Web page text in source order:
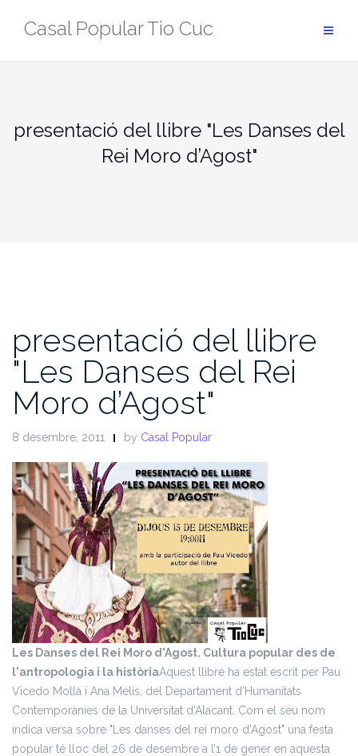
Casal Popular Tio Cuc
presentació del llibre "Les Danses del
Rei Moro d’Agost"
presentació del llibre
"Les Danses del Rei
Moro d’Agost"
8 desembre, 2011 by Casal Popular
Les Danses del Rei Moro d'Agost. Cultura popular des de
l'antropologia i la històriaAquest llibre ha estat escrit per Pau
Vicedo Mollà i Ana Melis, del Departament d'Humanitats
Contemporànies de la Universitat d'Alacant. Com el seu nom
indica versa sobre "Les danses del rei moro d’Agost" una festa
popular té lloc del 26 de desembre a l’1 de gener en aquesta